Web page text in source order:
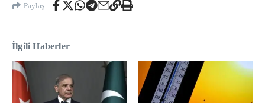
Paylaş
İlgili Haberler